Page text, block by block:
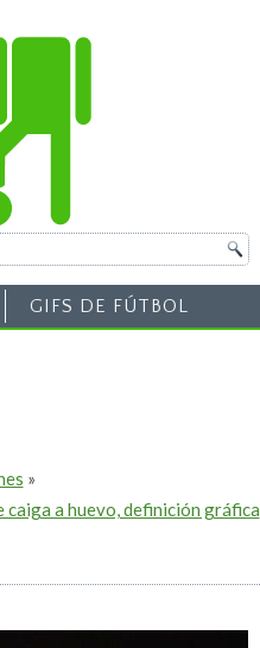
GIFS DE FÚTBOL
»
caiga a huevo, definición gráfica